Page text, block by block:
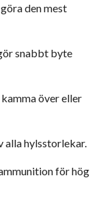
den mest
snabbt byte
över eller
alla hylsstorlekar.
för hög